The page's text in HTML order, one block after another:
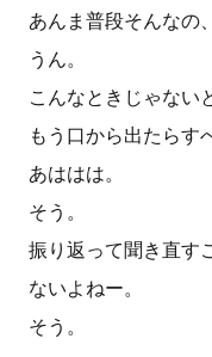
あんま普段そんなの
うん。
こんなときじゃない
もう口から出たらす
あははは。
そう。
振り返って聞き直す
ないよねー。
そう。